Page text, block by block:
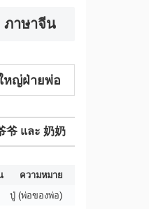
ภาษาจีน
หญ่ฝ่ายพ่อ
爷 และ 奶奶
ความหมาย
ปู่ (พ่อของพ่อ)